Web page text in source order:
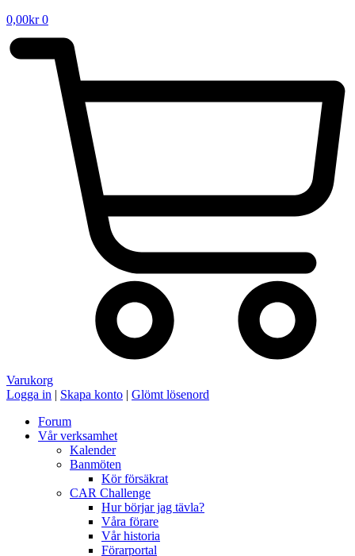
0,00kr 0
Varukorg
Logga in | Skapa konto | Glömt lösenord
Forum
Vår verksamhet
Kalender
Banmöten
Kör försäkrat
CAR Challenge
Hur börjar jag tävla?
Våra förare
Vår historia
Förarportal